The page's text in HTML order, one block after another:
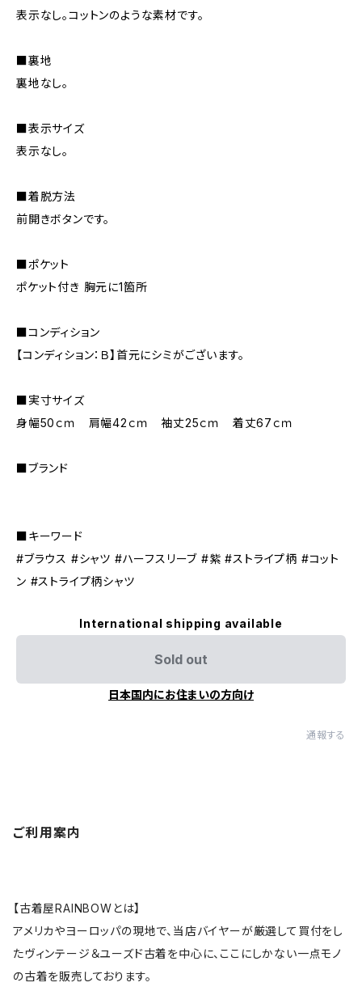
表示なし。コットンのような素材です。
■裏地
裏地なし。
■表示サイズ
表示なし。
■着脱方法
前開きボタンです。
■ポケット
ポケット付き 胸元に1箇所
■コンディション
【コンディション：Ｂ】首元にシミがございます。
■実寸サイズ
身幅50ｃｍ 肩幅42ｃｍ 袖丈25ｃｍ 着丈67ｃｍ
■ブランド
■キーワード
#ブラウス #シャツ #ハーフスリーブ #紫 #ストライプ柄 #コット
ン #ストライプ柄シャツ
International shipping available
Sold out
日本国内にお住まいの方向け
通報する
ご利用案内
【古着屋RAINBOWとは】
アメリカやヨーロッパの現地で、当店バイヤーが厳選して買付をし
たヴィンテージ＆ユーズド古着を中心に、ここにしかない一点モノ
の古着を販売しております。